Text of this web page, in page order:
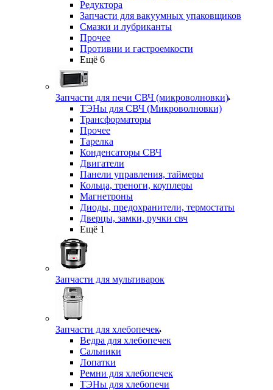
Редуктора
Запчасти для вакуумных упаковщиков
Смазки и лубриканты
Прочее
Противни и гастроемкости
Ещё 6
Запчасти для печи СВЧ (микроволновки)
ТЭНы для СВЧ (Микроволновки)
Трансформаторы
Прочее
Тарелка
Конденсаторы СВЧ
Двигатели
Панели управления, таймеры
Кольца, треноги, коуплеры
Магнетроны
Диоды, предохранители, термостаты
Дверцы, замки, ручки свч
Ещё 1
Запчасти для мультиварок
Запчасти для хлебопечек
Ведра для хлебопечек
Сальники
Лопатки
Ремни для хлебопечек
ТЭНы для хлебопечи